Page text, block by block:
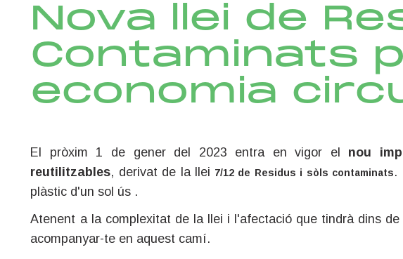
Nova llei de
Contaminats
economia
El pròxim 1 de gener del 2023 entra en vigor el nou
reutilitzables, derivat de la llei 7/12 de Residus i sòls contaminats.
plàstic d'un sol ús .
Atenent a la complexitat de la llei i l'afectació que tindrà dins
acompanyar-te en aquest camí.